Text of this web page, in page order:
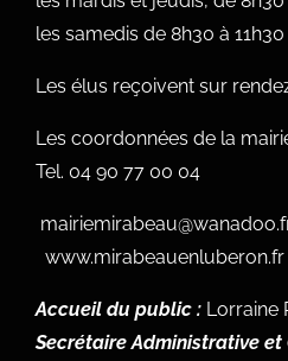
les samedis de 8h30 à 11h30
Les élus reçoivent sur
Les coordonnées de la
Tel. 04 90 77 00 04
www.mirabeauenluberon.fr
Accueil du public : Lorraine
Secrétaire Administrative et